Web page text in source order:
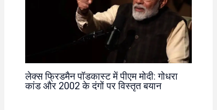
लेक्स फ्रिडमैन पॉडकास्ट में पीएम मोदी: गोधरा
कांड और 2002 के दंगों पर विस्तृत बयान